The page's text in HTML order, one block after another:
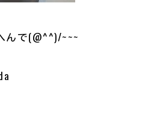
んで(@^^)/~~~